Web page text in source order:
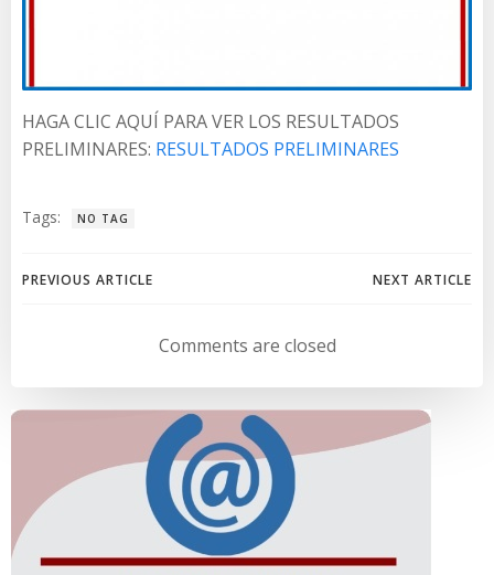
HAGA CLIC AQUÍ PARA VER LOS RESULTADOS
PRELIMINARES: RESULTADOS PRELIMINARES
Tags: NO TAG
Navegación
entradas
PREVIOUS ARTICLE
Navegación
de
entradas
NEXT ARTICLE
Comments are closed